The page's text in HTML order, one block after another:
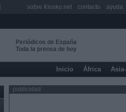
Periódicos de España
Toda la prensa de hoy
Inicio África
publicidad
sobre Kiosko.net contacto ayuda